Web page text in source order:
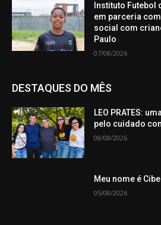
Instituto Futebol
em parceria
social com
Paulo
07/08/2026
DESTAQUES DO MÊS
LEO PRATES:
pelo cuidado
08/08/2026
Meu nome é
05/08/2026